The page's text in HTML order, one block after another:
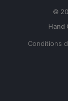
©
Conditions